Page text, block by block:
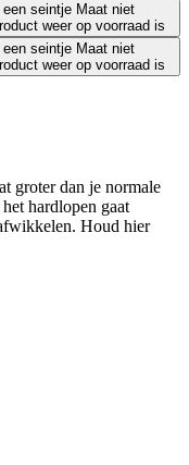
seintje Maat niet
weer op voorraad is
seintje Maat niet
weer op voorraad is
groter dan je normale
hardlopen gaat
Houd hier